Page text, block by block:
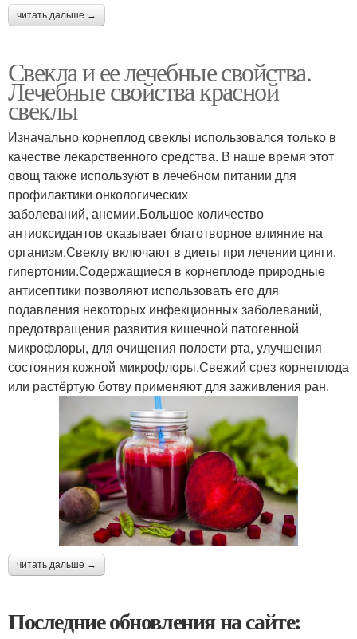
читать дальше →
Свекла и ее лечебные свойства.
Лечебные свойства красной
свеклы
Изначально корнеплод свеклы использовался только в
качестве лекарственного средства. В наше время этот
овощ также используют в лечебном питании для
профилактики онкологических
заболеваний, анемии.Большое количество
антиоксидантов оказывает благотворное влияние на
организм.Свеклу включают в диеты при лечении цинги,
гипертонии.Содержащиеся в корнеплоде природные
антисептики позволяют использовать его для
подавления некоторых инфекционных заболеваний,
предотвращения развития кишечной патогенной
микрофлоры, для очищения полости рта, улучшения
состояния кожной микрофлоры.Свежий срез корнеплода
или растёртую ботву применяют для заживления ран.
читать дальше →
Последние обновления на сайте: